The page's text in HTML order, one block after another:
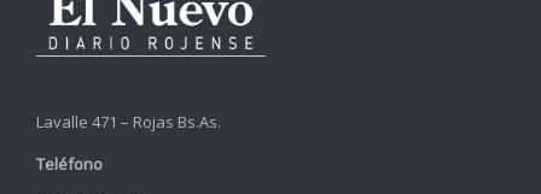
Lavalle 471 – Rojas Bs.As.
Teléfono